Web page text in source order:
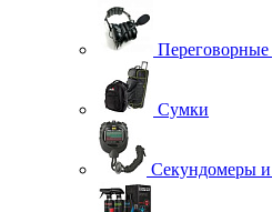
Переговорные
Сумки
Секундомеры